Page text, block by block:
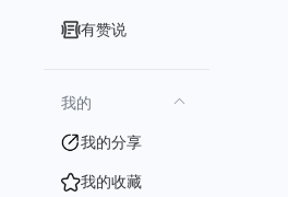
有赞说
我的
我的分享
我的收藏